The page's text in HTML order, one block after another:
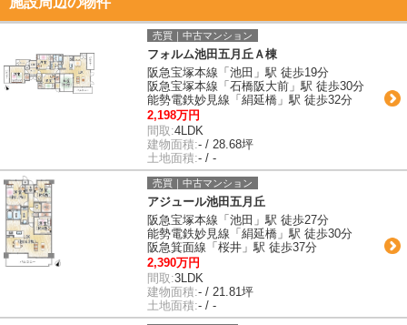
売買｜中古マンション
フォルム池田五月丘Ａ棟
阪急宝塚本線「池田」駅 徒歩19分
阪急宝塚本線「石橋阪大前」駅 徒歩30分
能勢電鉄妙見線「絹延橋」駅 徒歩32分
2,198万円
間取:4LDK
建物面積:- / 28.68坪
土地面積:- / -
売買｜中古マンション
アジュール池田五月丘
阪急宝塚本線「池田」駅 徒歩27分
能勢電鉄妙見線「絹延橋」駅 徒歩30分
阪急箕面線「桜井」駅 徒歩37分
2,390万円
間取:3LDK
建物面積:- / 21.81坪
土地面積:- / -